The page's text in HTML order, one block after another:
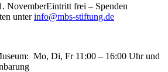
NovemberEintritt frei – Spenden
unterinfo@mbs-stiftung.de
Mo, Di, Fr 11:00 – 16:00 Uhr und